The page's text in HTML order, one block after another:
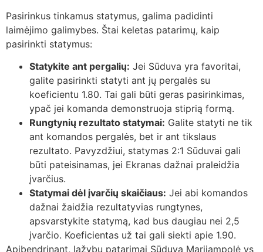
Pasirinkus tinkamus statymus, galima padidinti
laimėjimo galimybes. Štai keletas patarimų, kaip
pasirinkti statymus:
Statykite ant pergalių: Jei Sūduva yra favoritai,
galite pasirinkti statyti ant jų pergalės su
koeficientu 1.80. Tai gali būti geras pasirinkimas,
ypač jei komanda demonstruoja stiprią formą.
Rungtynių rezultato statymai: Galite statyti ne tik
ant komandos pergalės, bet ir ant tikslaus
rezultato. Pavyzdžiui, statymas 2:1 Sūduvai gali
būti pateisinamas, jei Ekranas dažnai praleidžia
įvarčius.
Statymai dėl įvarčių skaičiaus: Jei abi komandos
dažnai žaidžia rezultatyvias rungtynes,
apsvarstykite statymą, kad bus daugiau nei 2,5
įvarčio. Koeficientas už tai gali siekti apie 1.90.
Apibendrinant, lažybų patarimai Sūduva Marijampolė vs